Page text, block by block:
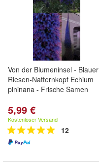
Von der Blumeninsel - Blauer
Riesen-Natternkopf Echium
pininana - Frische Samen
5,99 €
Kostenloser Versand
12